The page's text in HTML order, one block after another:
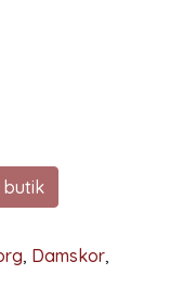
butik
, Damskor,